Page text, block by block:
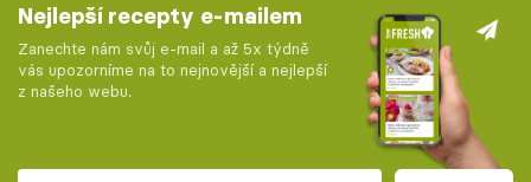
Nejlepší recepty e-mailem
Zanechte nám svůj e-mail a až 5x týdně
vás upozorníme na to nejnovější a nejlepší
z našeho webu.